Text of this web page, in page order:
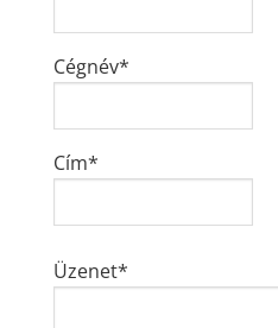
Cégnév*
Cím*
Üzenet*